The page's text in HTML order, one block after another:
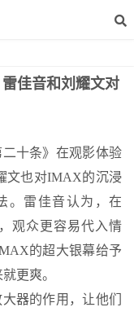
佳音和刘耀文对
十条》在观影体验
文也对IMAX的沉浸
。雷佳音认为，在
观众更容易代入情
的超大银幕给予
更爽。
器的作用，让他们